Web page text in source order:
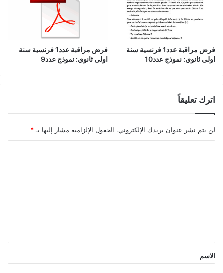
فرض مراقبة عدد1 فرنسية سنة
اولى ثانوي: نموذج عدد10
فرض مراقبة عدد1 فرنسية سنة
اولى ثانوي: نموذج عدد9
اترك تعليقاً
لن يتم نشر عنوان بريدك الإلكتروني. الحقول الإلزامية مشار إليها بـ *
*
الاسم